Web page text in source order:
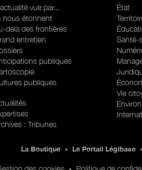
vue par...
nous étonnent
delà des frontières
entretien
publiques
publiques
(web)
: Tribunes
État
Santé-
Vie
La Boutique Le Portail Légibase